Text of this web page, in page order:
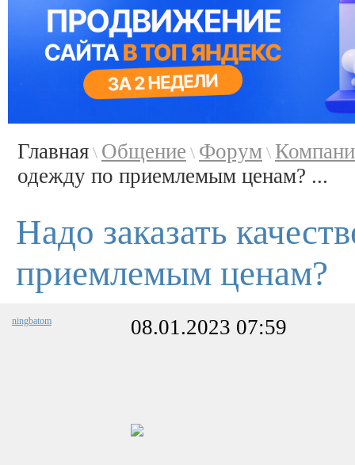
Главная \ Общение \ Форум \
одежду по приемлемым ценам? ...
Надо заказать
приемлемым ценам?
ningbatom 08.01.2023 07:59